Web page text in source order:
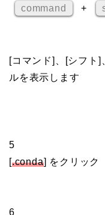
command
+
[コマンド]、[シフト]
ルを表示します
5
[.conda] をクリック
6